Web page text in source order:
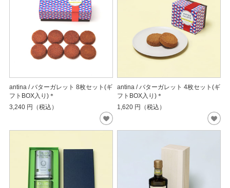
antina / バターガレット 8枚セット(ギ
フトBOX入り)＊
3,240 円（税込）
antina / バターガレット 4枚セット(ギ
フトBOX入り)＊
1,620 円（税込）